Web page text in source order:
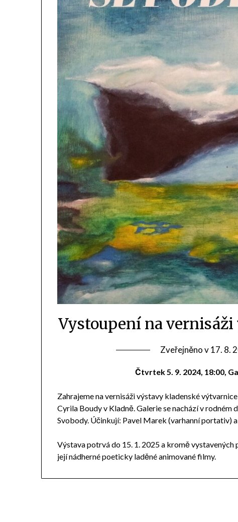
Vystoupení na
Zveřejněno v17. 8.
Čtvrtek 5. 9. 2024, 18:00,
Zahrajeme na vernisáži výstavy kladenské
Cyrila Boudy v Kladně. Galerie se nachází v
Svobody. Účinkují: Pavel Marek (varhanní portativ)
Výstava potrvá do 15. 1. 2025 a kromě
její nádherné poeticky laděné animované filmy.